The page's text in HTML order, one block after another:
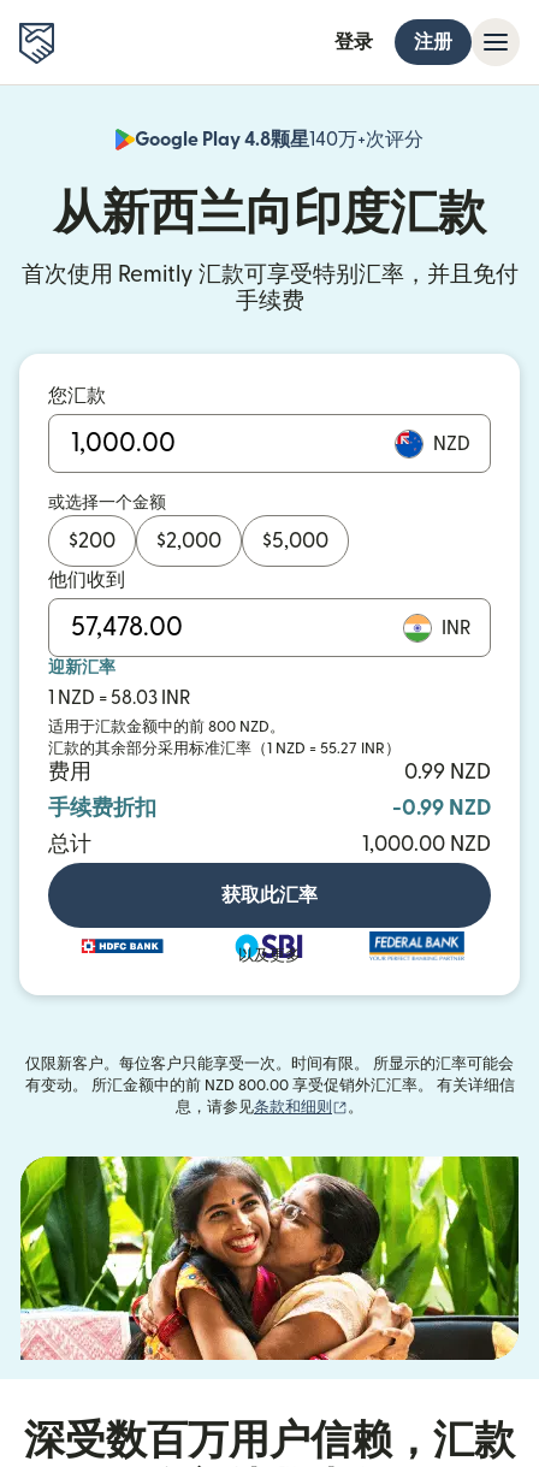
登录 注册
Google Play 4.8颗星140万+次评分
从新西兰向印度汇款
首次使用 Remitly 汇款可享受特别汇率，并且免付
手续费
您汇款
NZD
或选择一个金额
$200 $2,000 $5,000
他们收到
INR
迎新汇率
1 NZD = 58.03 INR
适用于汇款金额中的前 800 NZD。
汇款的其余部分采用标准汇率（1 NZD = 55.27 INR）
费用
0.99 NZD
手续费折扣
-0.99 NZD
总计
1,000.00 NZD
获取此汇率
以及更多
仅限新客户。每位客户只能享受一次。时间有限。 所显示的汇率可能会
有变动。 所汇金额中的前 NZD 800.00 享受促销外汇汇率。 有关详细信
息，请参见条款和细则 。
深受数百万用户信赖，汇款